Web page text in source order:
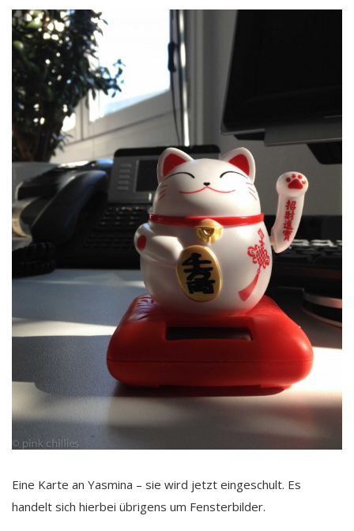
Eine Karte an Yasmina – sie wird jetzt eingeschult. Es
handelt sich hierbei übrigens um Fensterbilder.